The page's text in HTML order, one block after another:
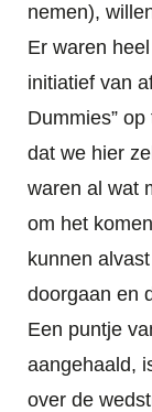
nemen),
Er waren
initiatief van
Dummies”
dat we hier
waren al wat
om het
kunnen
doorgaan en
Een puntje
aangehaald,
over de